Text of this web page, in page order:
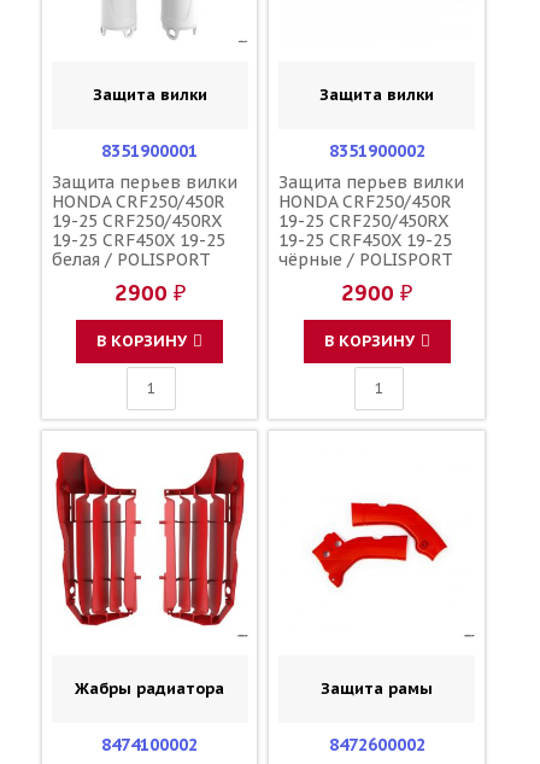
Защита вилки
8351900001
Защита перьев вилки
HONDA CRF250/450R
19-25 CRF250/450RX
19-25 CRF450X 19-25
белая / POLISPORT
51620-MKE-A70ZA
2900 ₽
В КОРЗИНУ
Защита вилки
8351900002
Защита перьев вилки
HONDA CRF250/450R
19-25 CRF250/450RX
19-25 CRF450X 19-25
чёрные / POLISPORT
51620-MKE-A70ZA
2900 ₽
В КОРЗИНУ
Жабры радиатора
8474100002
Защита рамы
8472600002